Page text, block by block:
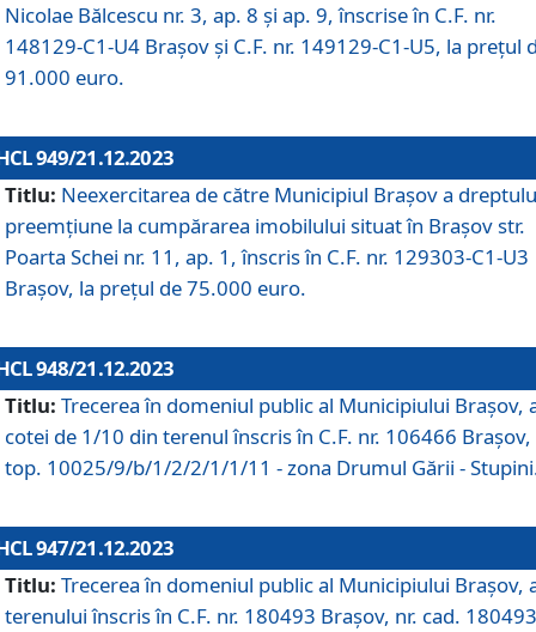
Nicolae Bălcescu nr. 3, ap. 8 și ap. 9, înscrise în C.F. nr.
148129-C1-U4 Brașov și C.F. nr. 149129-C1-U5, la prețul
91.000 euro.
949/21.12.2023
Titlu: Neexercitarea de către Municipiul Brașov a
preemțiune la cumpărarea imobilului situat în Brașov str.
Poarta Schei nr. 11, ap. 1, înscris în C.F. nr. 129303-C1-U3
Brașov, la prețul de 75.000 euro.
948/21.12.2023
Titlu: Trecerea în domeniul public al Municipiului Braşov,
cotei de 1/10 din terenul înscris în C.F. nr. 106466 Brașov,
top. 10025/9/b/1/2/2/1/1/11 - zona Drumul Gării -
947/21.12.2023
Titlu: Trecerea în domeniul public al Municipiului Braşov,
terenului înscris în C.F. nr. 180493 Brașov, nr. cad.